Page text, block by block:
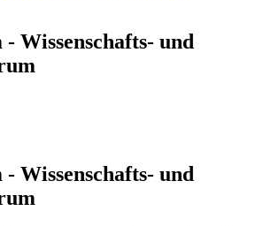
Wissenschafts- und
Wissenschafts- und